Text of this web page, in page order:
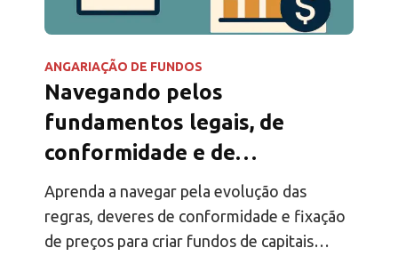
ANGARIAÇÃO DE FUNDOS
Navegando pelos
fundamentos legais, de
conformidade e de
precificação de fundos
Aprenda a navegar pela evolução das
regras, deveres de conformidade e fixação
de preços para criar fundos de capitais